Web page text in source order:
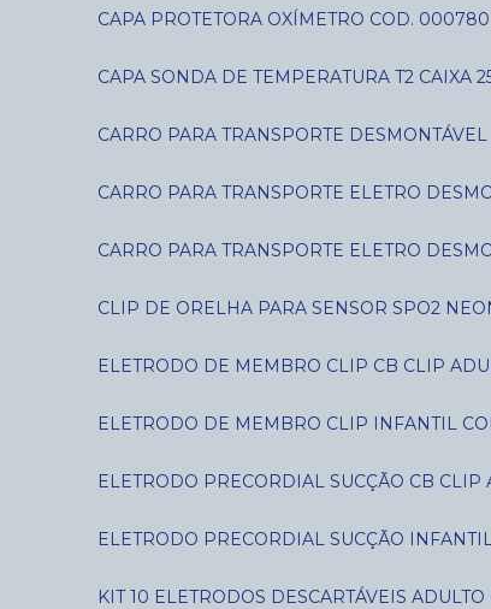
CAPA PROTETORA OXÍMETRO COD. 000780
CAPA SONDA DE TEMPERATURA T2 CAIXA
CARRO PARA TRANSPORTE
CARRO PARA TRANSPORTE ELETRO
CARRO PARA TRANSPORTE ELETRO
CLIP DE ORELHA PARA SENSOR SPO2
ELETRODO DE MEMBRO CLIP CB CLIP
ELETRODO DE MEMBRO CLIP INFANTIL
ELETRODO PRECORDIAL SUCÇÃO CB
ELETRODO PRECORDIAL SUCÇÃO
KIT 10 ELETRODOS DESCARTÁVEIS